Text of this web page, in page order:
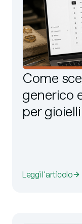
Come
generico
per gioielli
Leggi l'articolo